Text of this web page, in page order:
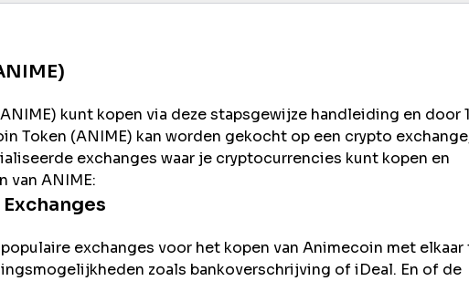
ANIME) kunt kopen via deze stapsgewijze handleiding en door
Token (ANIME) kan worden gekocht op een crypto
exchanges waar je cryptocurrencies kunt kopen en
van ANIME:
exchanges voor het kopen van Animecoin met elkaar
zoals bankoverschrijving of iDeal. En of de